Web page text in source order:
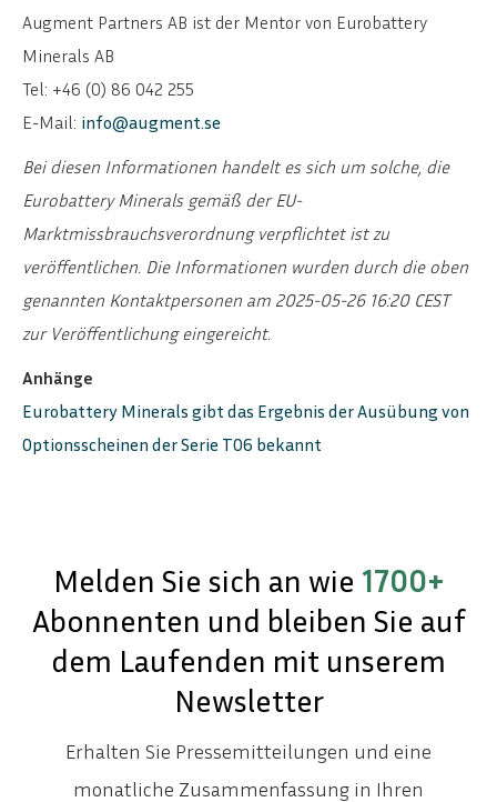
Augment Partners AB ist der Mentor von Eurobattery
Minerals AB
Tel: +46 (0) 86 042 255
E-Mail: info@augment.se
Bei diesen Informationen handelt es sich um solche, die
Eurobattery Minerals gemäß der EU-
Marktmissbrauchsverordnung verpflichtet ist zu
veröffentlichen. Die Informationen wurden durch die oben
genannten Kontaktpersonen am 2025-05-26 16:20 CEST
zur Veröffentlichung eingereicht.
Anhänge
Eurobattery Minerals gibt das Ergebnis der Ausübung von
Optionsscheinen der Serie TO6 bekannt
Melden Sie sich an wie 1700+
Abonnenten und bleiben Sie auf
dem Laufenden mit unserem
Newsletter
Erhalten Sie Pressemitteilungen und eine
monatliche Zusammenfassung in Ihren